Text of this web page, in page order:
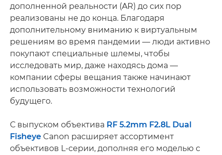
дополненной реальности (AR) до сих пор
реализованы не до конца. Благодаря
дополнительному вниманию к виртуальным
решениям во время пандемии — люди активно
покупают специальные шлемы, чтобы
исследовать мир, даже находясь дома —
компании сферы вещания также начинают
использовать возможности технологий
будущего.
С выпуском объектива RF 5.2mm F2.8L Dual
Fisheye Canon расширяет ассортимент
объективов L-серии, дополняя его моделью с